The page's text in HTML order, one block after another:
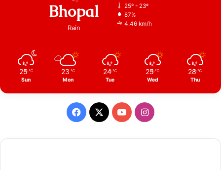
Bhopal
Rain
25º - 23º
87%
4.46 km/h
25 ℃
Sun
23 ℃
Mon
24 ℃
Tue
25 ℃
Wed
28 ℃
Thu
Facebook
X YouTubeInstagram